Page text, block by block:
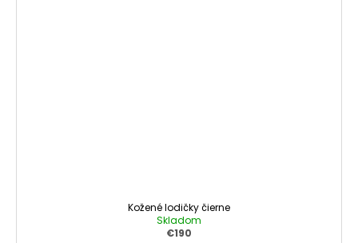
Kožené lodičky čierne
Skladom
€190